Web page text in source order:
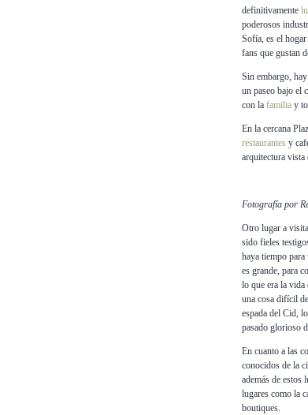
definitivamente
poderosos
Sofía, es el
fans que gustan
Sin embargo,
un paseo bajo el
con la familia y
En la cercana
restaurantes y
arquitectura vista
Fotografía por
Otro lugar a
sido fieles
haya tiempo para
es grande, para
lo que era la vida
una cosa difícil
espada del Cid,
pasado glorioso
En cuanto a las
conocidos de la
además de estos
lugares como la
boutiques.